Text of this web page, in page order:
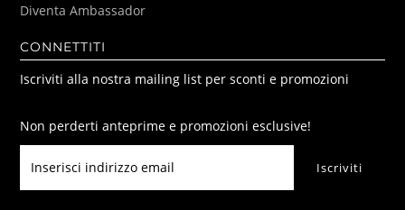
Diventa Ambassador
CONNETTITI
Iscriviti alla nostra mailing list per sconti e promozioni
Non perderti anteprime e promozioni esclusive!